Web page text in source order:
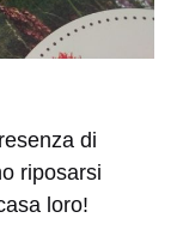
di
riposarsi
loro!